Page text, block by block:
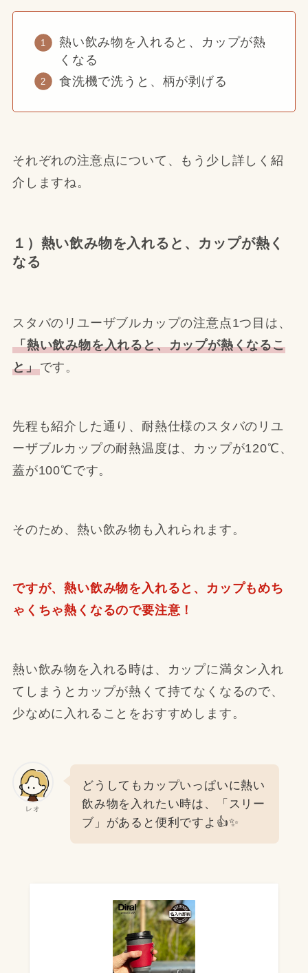
熱い飲み物を入れると、カップが熱
くなる
食洗機で洗うと、柄が剥げる
それぞれの注意点について、もう少し詳しく紹
介しますね。
１）熱い飲み物を入れると、カップが熱く
なる
スタバのリユーザブルカップの注意点1つ目は、
「熱い飲み物を入れると、カップが熱くなるこ
と」です。
先程も紹介した通り、耐熱仕様のスタバのリユ
ーザブルカップの耐熱温度は、カップが120℃、
蓋が100℃です。
そのため、熱い飲み物も入れられます。
ですが、熱い飲み物を入れると、カップもめち
ゃくちゃ熱くなるので要注意！
熱い飲み物を入れる時は、カップに満タン入れ
てしまうとカップが熱くて持てなくなるので、
少なめに入れることをおすすめします。
レオ
どうしてもカップいっぱいに熱い
飲み物を入れたい時は、「スリー
ブ」があると便利ですよ👍✨